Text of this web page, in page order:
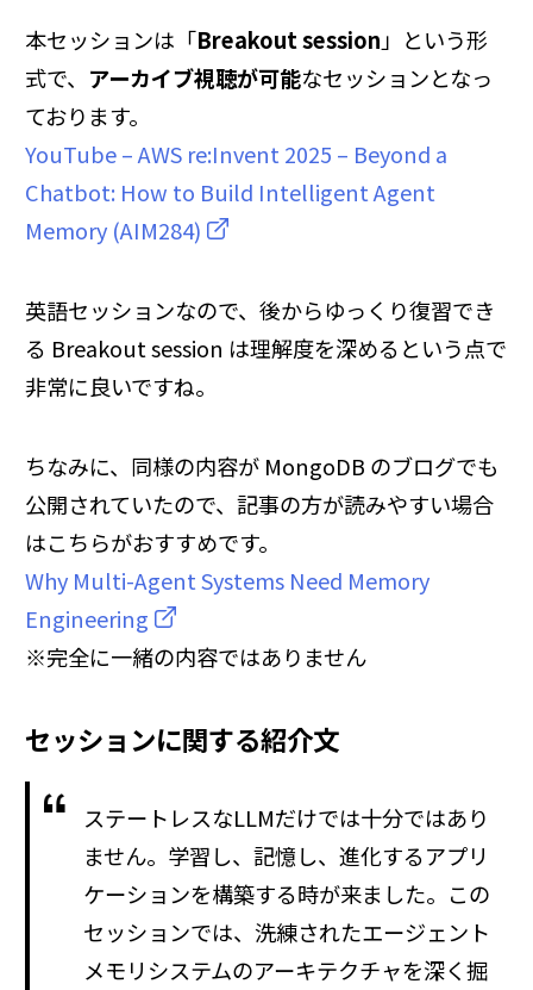
本セッションは「Breakout session」という形
式で、 アーカイブ視聴が可能なセッションとなっ
ております。
YouTube – AWS re:Invent 2025 – Beyond a
Chatbot: How to Build Intelligent Agent
Memory (AIM284)
英語セッションなので、後からゆっくり復習でき
る Breakout session は理解度を深めるという点で
非常に良いですね。
ちなみに、同様の内容が MongoDB のブログでも
公開されていたので、記事の方が読みやすい場合
はこちらがおすすめです。
Why Multi-Agent Systems Need Memory
Engineering
※完全に一緒の内容ではありません
セッションに関する紹介文
ステートレスなLLMだけでは十分ではあり
ません。学習し、記憶し、進化するアプリ
ケーションを構築する時が来ました。この
セッションでは、洗練されたエージェント
メモリシステムのアーキテクチャを深く掘